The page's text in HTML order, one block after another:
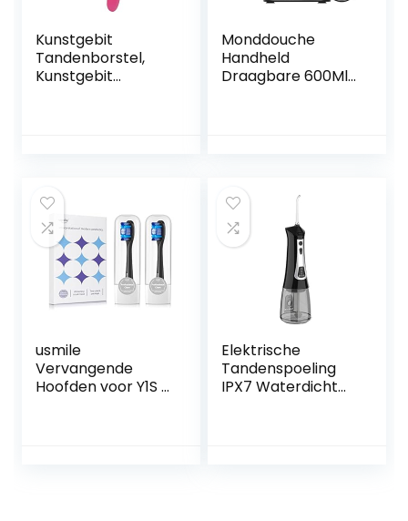
Kunstgebit
Tandenborstel,
Kunstgebit
(Roze)
Monddouche
Handheld
Draagbare 600Ml
usmile
Vervangende
Hoofden voor Y1S /
Elektrische
Tandenspoeling
IPX7 Waterdicht